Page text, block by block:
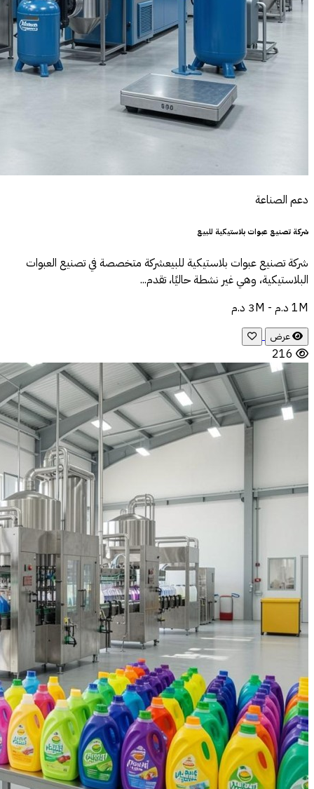
دعم الصناعة
شركة تصنيع عبوات بلاستيكية للبيع
شركة تصنيع عبوات بلاستيكية للبيعشركة متخصصة في تصنيع العبوات
البلاستيكية، وهي غير نشطة حاليًا، تقدم...
1M د.م - 3M د.م
عرض
216